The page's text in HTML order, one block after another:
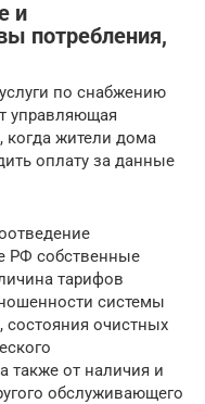
и
потребления,
по снабжению
управляющая
когда жители дома
оплату за данные
РФ собственные
тарифов
системы
состояния очистных
также от наличия и
обслуживающего